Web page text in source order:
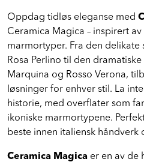
Oppdag tidløs eleganse med
Ceramica Magica – inspirert
marmortyper. Fra den delikate
Rosa Perlino til den
Marquina og Rosso Verona,
løsninger for enhver stil. La
historie, med overflater som
ikoniske marmortypene.
beste innen italiensk håndverk
Ceramica Magica er en av de